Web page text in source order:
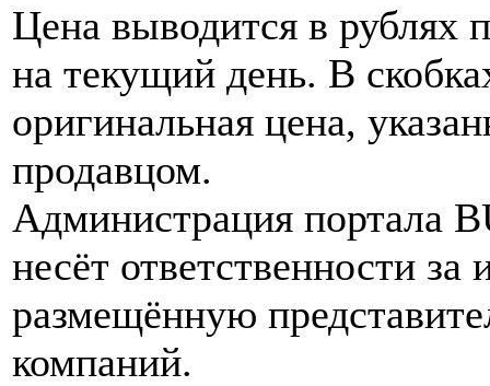
Цена выводится в рублях
на текущий день. В
оригинальная цена,
продавцом.
Администрация портала
несёт ответственности
размещённую
компаний.